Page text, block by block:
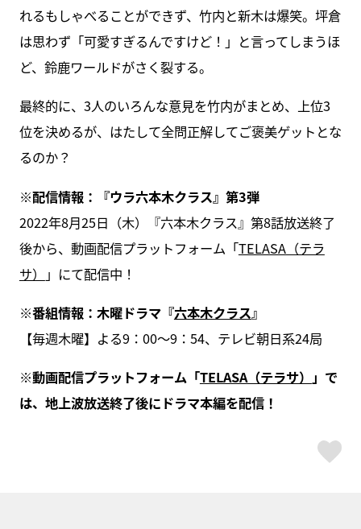
れるもしゃべることができず、竹内と新木は爆笑。坪倉
は思わず「可愛すぎるんですけど！」と言ってしまうほ
ど、鈴鹿ワールドがさく裂する。
最終的に、3人のいろんな意見を竹内がまとめ、上位3
位を決めるが、はたして全問正解してご褒美ゲットとな
るのか？
※配信情報：『ウラ六本木クラス』第3弾
2022年8月25日（木）『六本木クラス』第8話放送終了
後から、動画配信プラットフォーム「TELASA（テラ
サ）
」にて配信中！
※番組情報：木曜ドラマ『六本木クラス』
【毎週木曜】よる9：00〜9：54、テレビ朝日系24局
※動画配信プラットフォーム「TELASA（テラサ） 」で
は、地上波放送終了後にドラマ本編を配信！